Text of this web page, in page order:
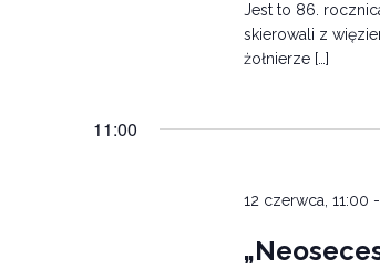
Jest to 86.
skierowali z
żołnierze […]
11:00
12 czerwca, 11:00 -